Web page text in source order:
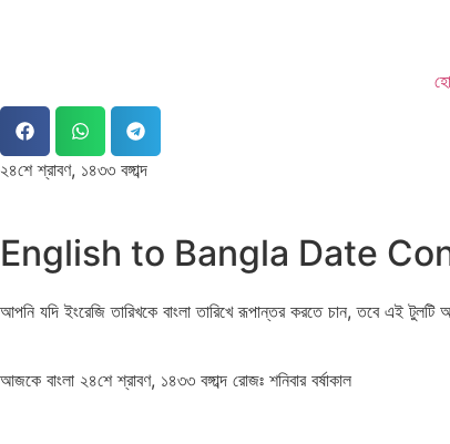
২৪শে শ্রাবণ, ১৪৩৩ বঙ্গাব্দ
English to Bangla Date
আপনি যদি ইংরেজি তারিখকে বাংলা তারিখে রূপান্তর করতে চান, তবে এই
আজকে বাংলা ২৪শে শ্রাবণ, ১৪৩৩ বঙ্গাব্দ রোজঃ শনিবার বর্ষাকাল